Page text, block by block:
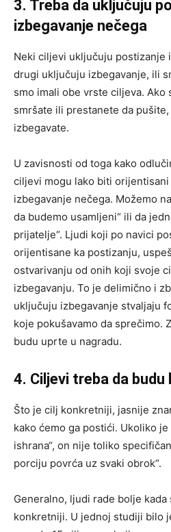
3. Treba da uključuju
izbegavanje nečega
Neki ciljevi uključuju postizanje
drugi uključuju izbegavanje, ili
smo imali obe vrste ciljeva. Ako
smršate ili prestanete da
izbegavate.
U zavisnosti od toga kako
ciljevi mogu lako biti
izbegavanje nečega. Možemo
da budemo usamljeni“ ili da
prijatelje“. Ljudi koji po navici
orijentisane ka postizanju,
ostvarivanju od onih koji svoje
izbegavanju. To je delimično i
uključuju izbegavanje stvaljaju
koje pokušavamo da sprečimo.
budu uprte u nagradu.
4. Ciljevi treba da
Što je cilj konkretniji, jasnije
kako ćemo ga postići. Ukoliko
ishrana“, on nije toliko
porciju povrća uz svaki obrok“.
Generalno, ljudi rade bolje
konkretniji. U jednoj studiji bilo